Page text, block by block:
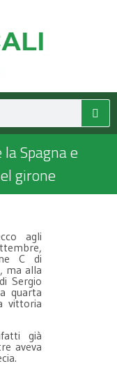
Spagna e
girone
agli
C di
ma alla
Sergio
quarta
vittoria
già
aveva